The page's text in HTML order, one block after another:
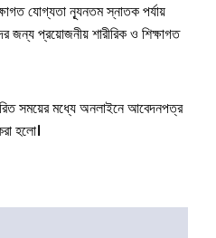
যোগ্যতা ন্যূনতম স্নাতক পর্যায়
জন্য প্রয়োজনীয় শারীরিক ও শিক্ষাগত
মধ্যে অনলাইনে আবেদনপত্র
হলো।